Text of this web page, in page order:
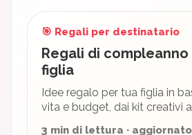
🎯 Regali per destinatario
Regali di
figlia
Idee regalo per tua figlia in
vita e budget, dai kit creativi
3 min di lettura ·